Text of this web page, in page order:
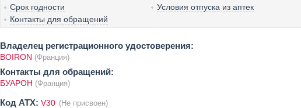
Срок годности
Условия отпуска из аптек
Контакты для обращений
Владелец регистрационного удостоверения:
BOIRON (Франция)
Контакты для обращений:
БУАРОН (Франция)
Код ATX: V30 (Не присвоен)